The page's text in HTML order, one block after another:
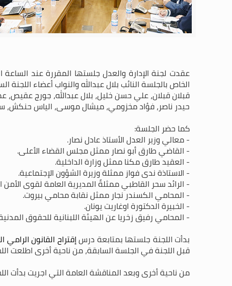
الخاص بالجلسة النائب بلال عبدالله والنواب أعضاء اللجنة
قبلان قبلان، علي حسن خليل، بلال عبدالله، جورج عقيص،
حيدر ناصر، فؤاد مخزومي، ميشال موسى، الياس حنكش،
كما حضر الجلسة:
- معالي وزير العدل الأستاذ عادل نصار.
- القاضي طارق أبو نصار ممثل مجلس القضاء الأعلى.
- العقيد طارق مكنا ممثل وزارة الداخلية.
- الاستاذة ندى فواز ممثلة وزيرة الشؤون الإجتماعية.
- الرائد سحر القاطبي ممثلةً المديرية العامة لقوى الأمن
- المحامي الكسندر نجار ممثل نقابة محامي بيروت.
- الخبيرة الدكتورة اوغاريت يونان.
- المحامي رفيق زخريا عن الهيئة اللبنانية للحقوق
بدأت اللجنة جلستها بمتابعة درسإقتراح القانون
قبل اللجنة في الجلسة السابقة، من ناحية أخرى اطلعت
من ناحية أخرى وبعد المناقشة العامة التي اجريت بدأت